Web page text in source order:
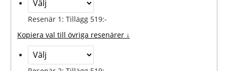
Resenär 1: Tillägg 519:-
Kopiera val till övriga resenärer ↓